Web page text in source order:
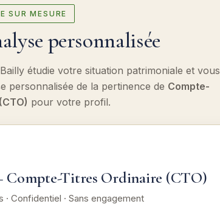
SUR MESURE
personnalisée
étudie votre situation patrimoniale et vous
personnalisée de la pertinence de Compte-
pour votre profil.
Compte-Titres Ordinaire (CTO)
Confidentiel · Sans engagement